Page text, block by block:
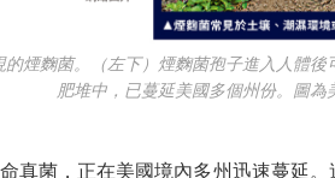
麴菌。（左下）煙麴菌孢子進入人體後
肥堆中，已蔓延美國多個州份。圖
菌，正在美國境內多州迅速蔓延。